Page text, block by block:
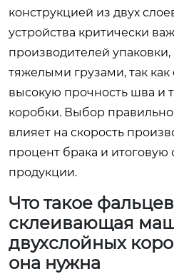
конструкцией из двух
устройства критически
производителей
тяжелыми грузами, так
высокую прочность шва и
коробки. Выбор
влияет на скорость
процент брака и итоговую
продукции.
Что такое
склеивающая
двухслойных
она нужна